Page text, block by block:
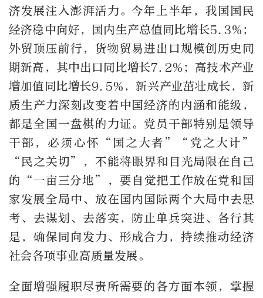
济发展注入澎湃活力。今年上半年，我国国民
经济稳中向好，国内生产总值同比增长5.3%；
外贸顶压前行，货物贸易进出口规模创历史同
期新高，其中出口同比增长7.2%；高技术产业
增加值同比增长9.5%，新兴产业茁壮成长，新
质生产力深刻改变着中国经济的内涵和能级，
都是全国一盘棋的力证。党员干部特别是领导
干部，必须心怀“国之大者”“党之大计”
“民之关切”，不能将眼界和目光局限在自己
的“一亩三分地”，要自觉把工作放在党和国
家发展全局中、放在国内国际两个大局中去思
考、去谋划、去落实，防止单兵突进、各行其
是，确保同向发力、形成合力，持续推动经济
社会各项事业高质量发展。
全面增强履职尽责所需要的各方面本领，掌握